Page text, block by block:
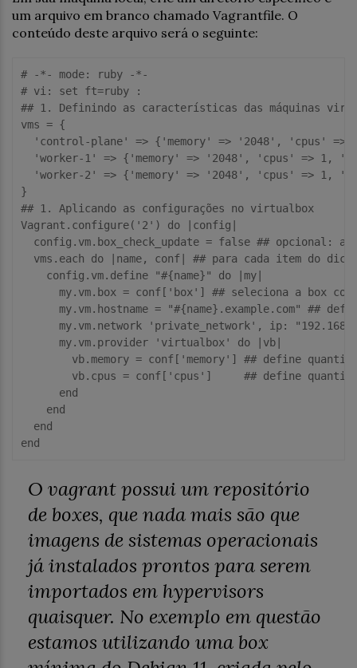
um arquivo em branco chamado Vagrantfile. O
conteúdo deste arquivo será o seguinte:
# -*- mode: ruby -*-
# vi: set ft=ruby :
## 1. Definindo as características das máquinas
vms = {
'control-plane'
=> { 'memory' => '2048' , 'cpus' =>
'worker-1'
=> { 'memory' => '2048' , 'cpus' => 1 ,
'worker-2'
=> { 'memory' => '2048' , 'cpus' => 1 ,
## 1. Aplicando as configurações no virtualbox
Vagrant.configure( '2' ) do |config|
  config.vm.box_check_update =
false ## opcional:
  vms.each
do |name, conf| ## para cada item do
    config.vm.define
"#{name}" do |my|
      my.vm.box = conf[
'box' ] ## seleciona a box
      my.vm.hostname =
"#{name}.example.com"
##
      my.vm.network
'private_network' , ip:
      my.vm.provider
'virtualbox' do |vb|
        vb.memory = conf[
'memory' ] ## define
        vb.cpus = conf[
'cpus' ] ## define
      end
    end
  end
O vagrant possui um repositório
de boxes, que nada mais são que
imagens de sistemas operacionais
já instalados prontos para serem
importados em hypervisors
quaisquer. No exemplo em questão
estamos utilizando uma box